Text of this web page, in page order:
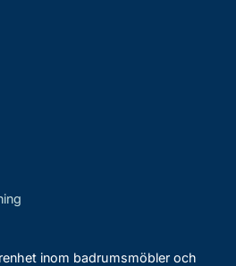
inom badrumsmöbler och